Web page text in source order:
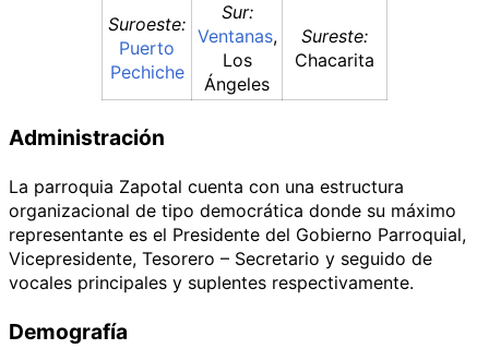
Suroeste:
Puerto
Pechiche
Sur:
Ventanas,
Los
Ángeles
Sureste:
Chacarita
Administración
La parroquia Zapotal cuenta con una estructura
organizacional de tipo democrática donde su máximo
representante es el Presidente del Gobierno Parroquial,
Vicepresidente, Tesorero – Secretario y seguido de
vocales principales y suplentes respectivamente.
Demografía